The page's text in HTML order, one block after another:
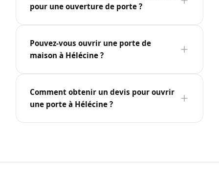
pour une ouverture de porte ?
Pouvez-vous ouvrir une porte de
maison à Hélécine ?
Comment obtenir un devis pour ouvrir
une porte à Hélécine ?